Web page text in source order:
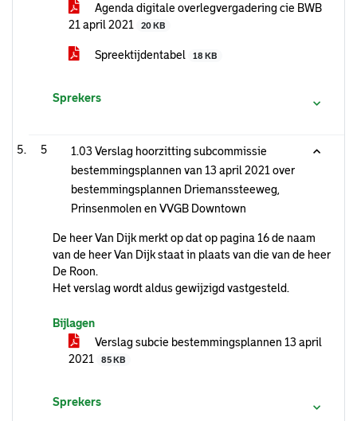
Agenda digitale overlegvergadering cie BWB
21 april 2021
20 KB
Spreektijdentabel 18 KB
Sprekers
5
1.03 Verslag hoorzitting subcommissie
bestemmingsplannen van 13 april 2021 over
bestemmingsplannen Driemanssteeweg,
Prinsenmolen en VVGB Downtown
De heer Van Dijk merkt op dat op pagina 16 de naam
van de heer Van Dijk staat in plaats van die van de heer
De Roon.
Het verslag wordt aldus gewijzigd vastgesteld.
Bijlagen
Verslag subcie bestemmingsplannen 13 april
2021
85 KB
Sprekers